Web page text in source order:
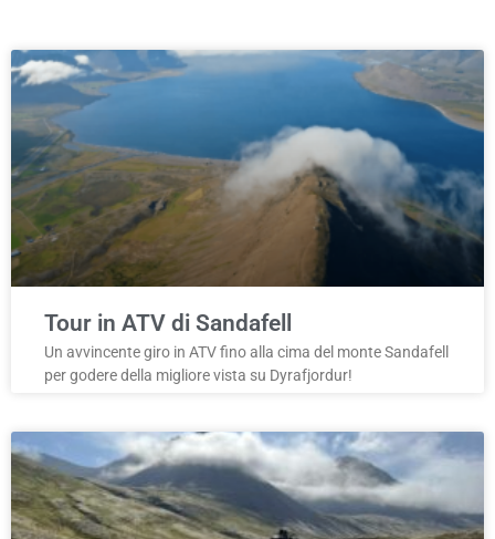
Tour in ATV di Sandafell
Un avvincente giro in ATV fino alla cima del monte Sandafell
per godere della migliore vista su Dyrafjordur!